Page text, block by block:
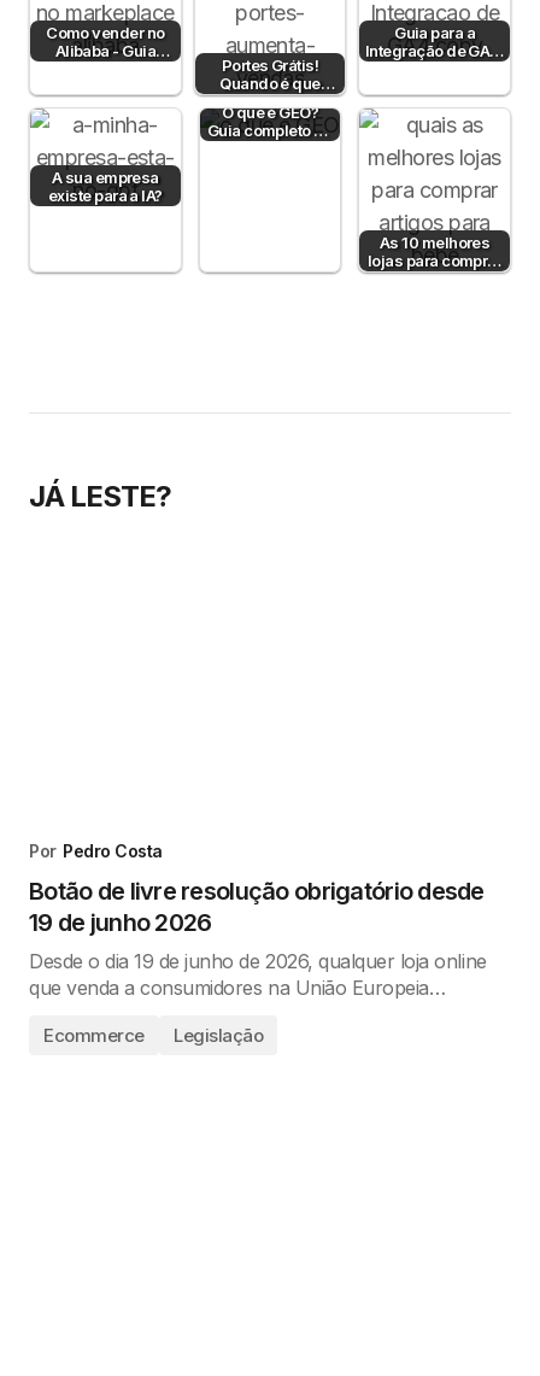
Como vender no
Alibaba - Guia
Completo para
Portugal
Portes Grátis!
Quando é que
fazem sentido?
Guia para a
Integração de GA4,
BigQuery e CDP
A sua empresa
existe para a IA?
O que é GEO?
Guia completo de
Generative
As 10 melhores
lojas para comprar
artigos para bebé
JÁ LESTE?
Por Pedro Costa
Botão de livre resolução obrigatório desde
19 de junho 2026
Desde o dia 19 de junho de 2026, qualquer loja online
que venda a consumidores na União Europeia…
Ecommerce Legislação